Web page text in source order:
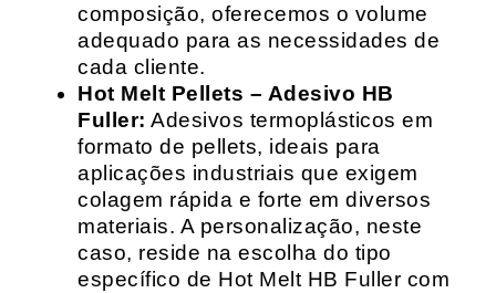
composição, oferecemos o volume
adequado para as necessidades de
cada cliente.
Hot Melt Pellets – Adesivo HB
Fuller: Adesivos termoplásticos em
formato de pellets, ideais para
aplicações industriais que exigem
colagem rápida e forte em diversos
materiais. A personalização, neste
caso, reside na escolha do tipo
específico de Hot Melt HB Fuller com